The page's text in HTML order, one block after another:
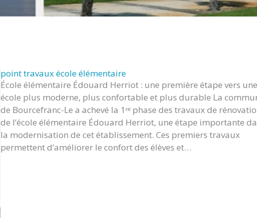
point travaux école élémentaire
École élémentaire Édouard Herriot : une première étape vers une
école plus moderne, plus confortable et plus durable La
de Bourcefranc-Le a achevé la 1ʳᵉ phase des travaux de
de l’école élémentaire Édouard Herriot, une étape importante
la modernisation de cet établissement. Ces premiers travaux
permettent d’améliorer le confort des élèves et…